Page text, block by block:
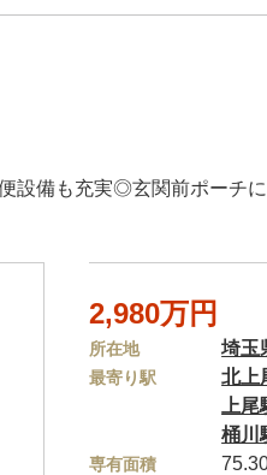
設備も充実◎玄関前ポーチ
2,980万円
所在地 埼玉
最寄り駅 北上
上尾
桶川
専有面積